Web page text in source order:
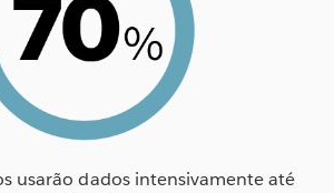
usarão dados intensivamente até